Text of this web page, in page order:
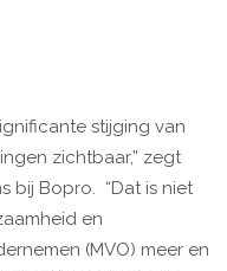
stijging van
zichtbaar,” zegt
bij Bopro. “Dat is niet
en
(MVO) meer en